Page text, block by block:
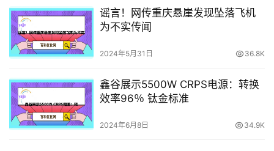
谣言！网传重庆悬崖发现坠落飞机
为不实传闻
2024年5月31日 36.8K
鑫谷展示5500W CRPS电源：转换
效率96％ 钛金标准
2024年6月8日 34.9K